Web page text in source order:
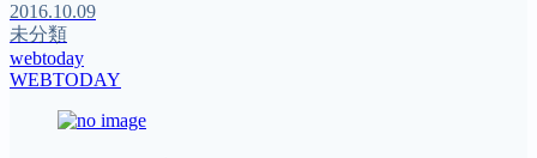
2016.10.09
未分類
webtoday
WEBTODAY